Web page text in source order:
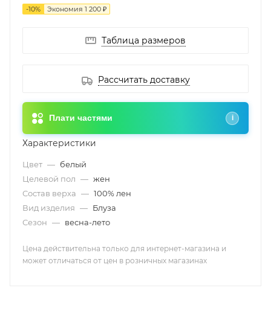
-10% Экономия 1 200 ₽
Таблица размеров
Рассчитать доставку
Плати частями i
Характеристики
Цвет — белый
Целевой пол — жен
Состав верха — 100% лен
Вид изделия — Блуза
Сезон — весна-лето
Цена действительна только для интернет-магазина и
может отличаться от цен в розничных магазинах